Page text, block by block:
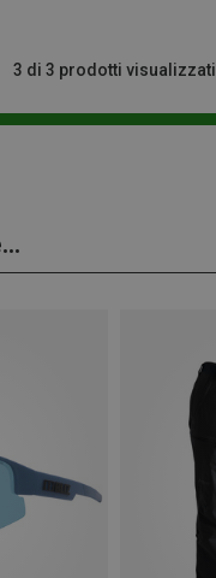
3 di 3 prodotti visualizzati